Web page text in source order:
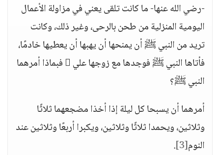
-رضي الله عنها- ما كانت تلقى يعني في مزاولة الأعمال
اليومية المنزلية من طحن بالرحى، وغير ذلك، وكانت
تريد من النبي ﷺ أن يمنحها أن يهبها أن يعطيها خادمًا،
فأتاها النبي ﷺ فوجدها مع زوجها علي  فبماذا أمرهما
النبي ﷺ؟
أمرهما أن يسبحا كل ليلة إذا أخذا مضجعهما ثلاثًا
وثلاثين، ويحمدا ثلاثًا وثلاثين، ويكبرا أربعًا وثلاثين عند
النوم[3]
.